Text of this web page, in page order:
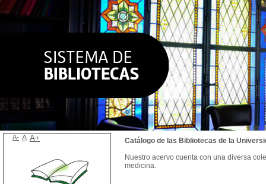
Catálogo de las Bibliotecas de la
Nuestro acervo cuenta con una diversa
medicina.
A- A A+